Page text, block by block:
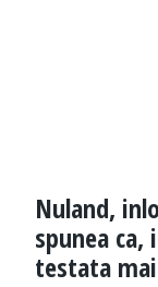
Nuland,
spunea
testata